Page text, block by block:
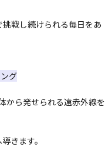
戦し続けられる毎日をあ
グ
から発せられる遠赤外線を
きます。